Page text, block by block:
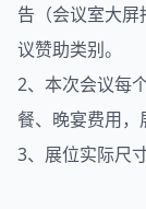
告（会议室大
议赞助类别。
2、本次会议每
餐、晚宴费用，
3、展位实际尺